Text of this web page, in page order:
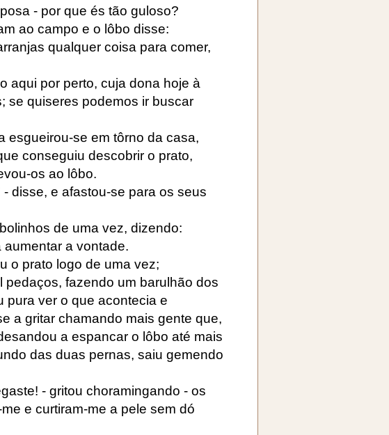
- por que és tão guloso?
ao campo e o lôbo disse:
qualquer coisa para comer,
aqui por perto, cuja dona hoje à
se quiseres podemos ir buscar
esgueirou-se em tôrno da casa,
conseguiu descobrir o prato,
os ao lôbo.
disse, e afastou-se para os seus
de uma vez, dizendo:
a vontade.
o prato logo de uma vez;
pedaços, fazendo um barulhão dos
pura ver o que acontecia e
a gritar chamando mais gente que,
a espancar o lôbo até mais
das duas pernas, saiu gemendo
- gritou choramingando - os
e curtiram-me a pele sem dó